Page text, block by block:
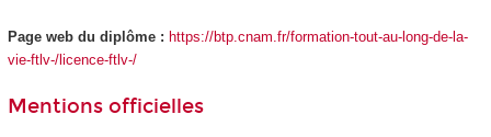
Page web du diplôme : https://btp.cnam.fr/formation-tout-au-long-de-la-
vie-ftlv-/licence-ftlv-/
Mentions officielles